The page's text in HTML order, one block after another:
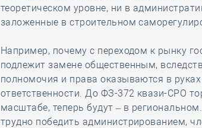
теоретическом уровне, ни в
заложенные в строительном
Например, почему с переходом к рынку
подлежит замене общественным,
полномочия и права оказываются в
ответственности. До ФЗ-372 квази-СРО
масштабе, теперь будут – в
трудно победить администрированием,